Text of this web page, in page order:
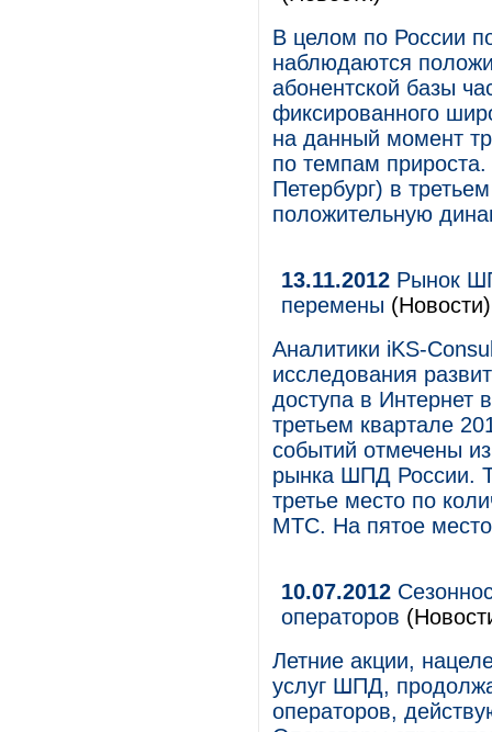
В целом по России
наблюдаются
абонентской базы
фиксированного
на данный момент
по темпам
Петербург) в
положительную
13.11.2012 Рынок
перемены (Новости)
Аналитики iKS-
исследования
доступа в Интернет
третьем квартале
событий отмечены
рынка ШПД России.
третье место по
МТС. На пятое
10.07.2012
операторов
Летние акции,
услуг ШПД,
операторов,